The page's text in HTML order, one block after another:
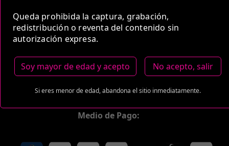
Queda prohibida la captura, grabación,
redistribución o reventa del contenido sin
autorización expresa.
Soy mayor de edad y acepto No acepto, salir
Si eres menor de edad, abandona el sitio inmediatamente.
5 Horas
COP 3,000,000.00
Estas tarifas incluyen transporte y preservativos
Medio de Pago: